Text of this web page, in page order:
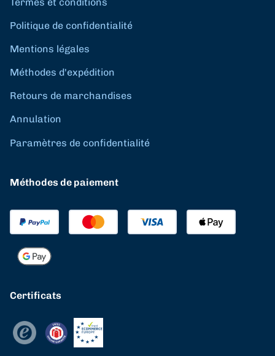
Politique de confidentialité
Mentions légales
Méthodes d'expédition
Retours de marchandises
Annulation
Paramètres de confidentialité
Méthodes de paiement
Certificats